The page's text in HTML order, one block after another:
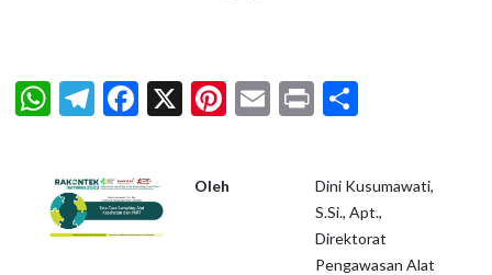
WhatsApp
Telegram
Facebook
X Pinterest
Email
Print
Oleh
Dini Kusumawati,
S.Si., Apt.,
Direktorat
Pengawasan Alat